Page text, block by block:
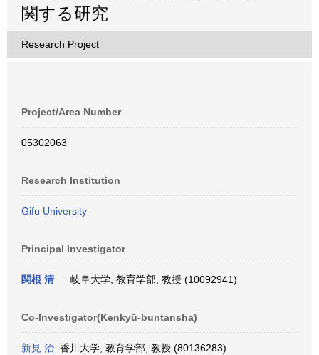
関する研究
Research Project
Project/Area Number
05302063
Research Institution
Gifu University
Principal Investigator
関根 清 岐阜大学, 教育学部, 教授 (10092941)
Co-Investigator(Kenkyū-buntansha)
新見 治 香川大学, 教育学部, 教授 (80136283)